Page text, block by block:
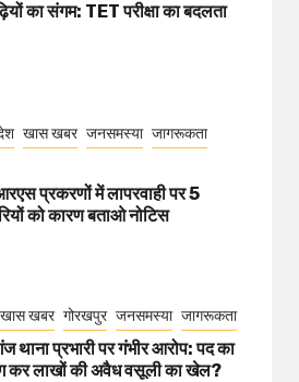
का संगम: TET परीक्षा का बदलता
खास खबर जनसमस्या जागरूकता
प्रकरणों में लापरवाही पर 5
को कारण बताओ नोटिस
खास खबर गोरखपुर जनसमस्या जागरूकता
थाना प्रभारी पर गंभीर आरोप: पद का
कर लाखों की अवैध वसूली का खेल?